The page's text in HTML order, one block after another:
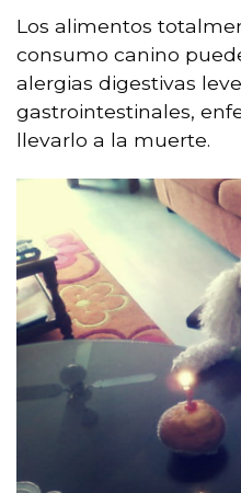
Los alimentos
consumo canino
alergias digestivas
gastrointestinales,
llevarlo a la muerte.